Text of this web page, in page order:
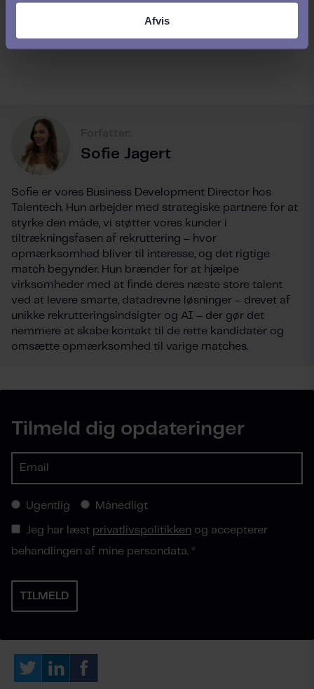
Afvis
Sofie Jagert
Sofie er vores Business Development Director hos
Talentech. Hun arbejder med strategiske partnere for at
styrke den måde, vi støtter vores kunder i
tiltrækningsfasen af rekruttering – hvor
opmærksomhed bliver til interesse, og det rigtige
match begynder. Hun brænder for at hjælpe
virksomheder med at finde deres næste store talent
ved at levere smarte, datadrevne løsninger – drevet af
unikke rekrutteringsindsigter og AI – der gør det
nemmere at skabe kontakt til de rette kandidater og
omsætte opmærksomhed til varige matches.
Tilmeld dig opdateringer
Ugentlig Månedligt
Jeg har læst privatlivspolitikken og accepterer
behandlingen af mine persondata. *